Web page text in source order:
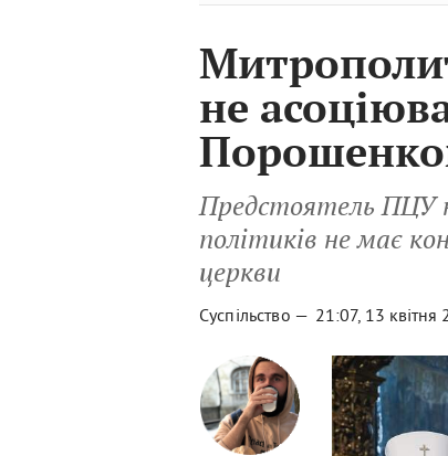
Волинь
Чернівці
не
Предстоятель ПЦУ
політиків не має
церкви
Суспільство — 21:07, 13 квітня